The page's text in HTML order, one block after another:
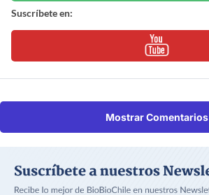
Suscríbete en:
Mostrar Comentarios